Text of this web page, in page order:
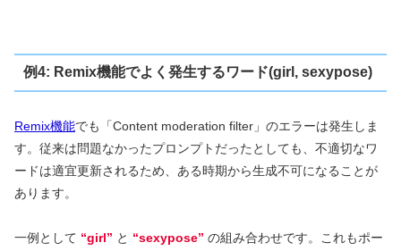
例4: Remix機能でよく発生するワード(girl, sexypose)
Remix機能でも「Content moderation filter」のエラーは発生しま
す。従来は問題なかったプロンプトだったとしても、不適切なワ
ードは適宜更新されるため、ある時期から生成不可になることが
あります。
一例として “girl” と “sexypose” の組み合わせです。これもポー